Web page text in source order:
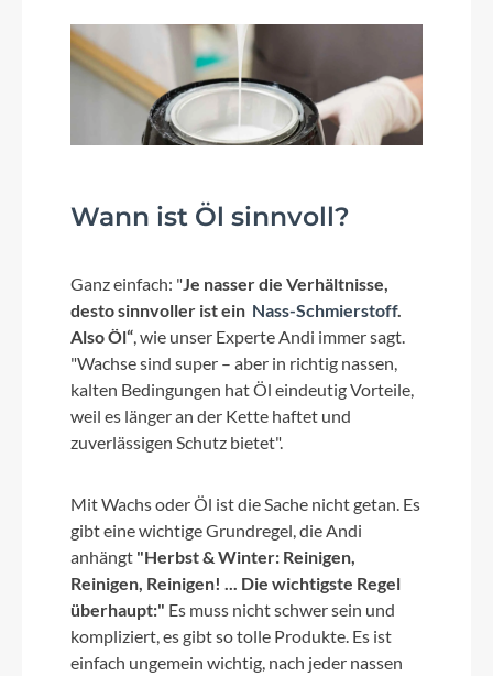
Wann ist Öl sinnvoll?
Ganz einfach: "Je nasser die Verhältnisse,
desto sinnvoller ist ein Nass-Schmierstoff.
Also Öl“ , wie unser Experte Andi immer sagt.
"Wachse sind super – aber in richtig nassen,
kalten Bedingungen hat Öl eindeutig Vorteile,
weil es länger an der Kette haftet und
zuverlässigen Schutz bietet".
Mit Wachs oder Öl ist die Sache nicht getan. Es
gibt eine wichtige Grundregel, die Andi
anhängt "Herbst & Winter: Reinigen,
Reinigen, Reinigen! ... Die wichtigste Regel
überhaupt:" Es muss nicht schwer sein und
kompliziert, es gibt so tolle Produkte. Es ist
einfach ungemein wichtig, nach jeder nassen